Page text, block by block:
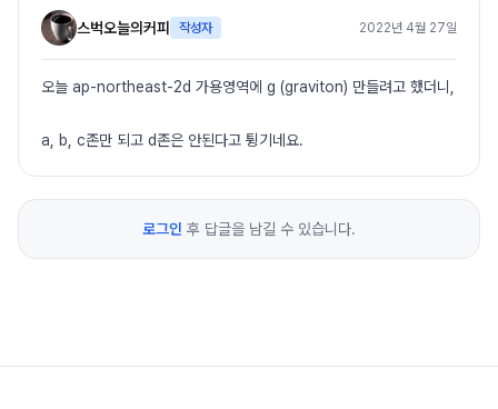
스벅오늘의커피 작성자 2022년 4월 27일
오늘 ap-northeast-2d 가용영역에 g (graviton) 만들려고 했더니,
a, b, c존만 되고 d존은 안된다고 튕기네요.
로그인 후 답글을 남길 수 있습니다.